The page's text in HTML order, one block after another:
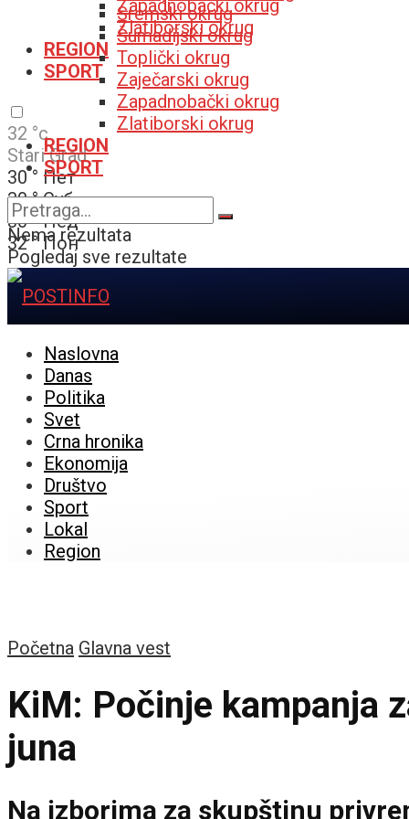
Zapadnobački okrug
Zlatiborski okrug
REGION
SPORT
32 °c
Stari Grad
30 ° Пет
30 ° Суб
30 ° Нед
32 ° Пон
Sremski okrug
Šumadijski okrug
Toplički okrug
Zaječarski okrug
Zapadnobački okrug
Zlatiborski okrug
REGION
SPORT
Nema rezultata
Pogledaj sve rezultate
Naslovna
Danas
Politika
Svet
Crna hronika
Ekonomija
Društvo
Sport
Lokal
Region
Početna Glavna vest
KiM: Počinje kampanja
juna
Na izborima za skupštinu